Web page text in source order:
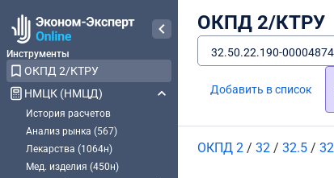
Инструменты
ОКПД 2/КТРУ
НМЦК (НМЦД)
История расчетов
Анализ рынка (567)
Лекарства (1064н)
Мед. изделия (450н)
ОКПД 2/КТРУ
32.50.22.190-00004874
Добавить в список
ОКПД 2 / 32 / 32.5 /